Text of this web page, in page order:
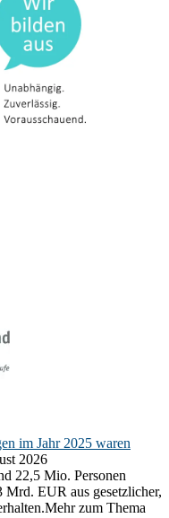
im Jahr 2025 waren
2026
22,5 Mio. Personen
EUR aus gesetzlicher,
zum Thema